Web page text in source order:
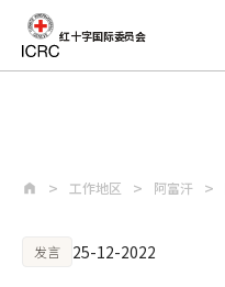
红十字国际委员会
工作地区 阿富汗
发言 25-12-2022